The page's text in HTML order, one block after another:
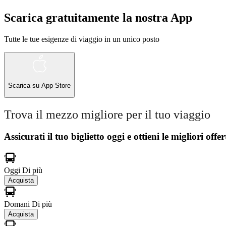
Scarica gratuitamente la nostra App
Tutte le tue esigenze di viaggio in un unico posto
Scarica su App Store
Trova il mezzo migliore per il tuo viaggio
Assicurati il ​​tuo biglietto oggi e ottieni le migliori
Oggi Di più
Acquista
Domani Di più
Acquista